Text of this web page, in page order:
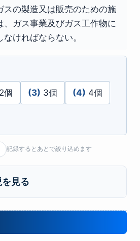
スの製造又は販売のための施
、ガス事業及びガス工作物に
ければならない。
2個 (3) 3個 (4) 4個
記録するとあとで絞り込めます
見る